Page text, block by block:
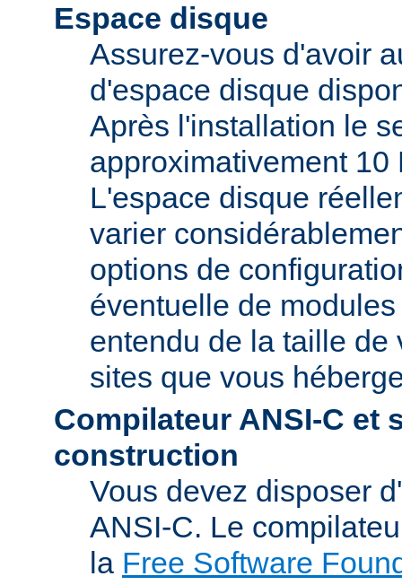
Espace disque
Assurez-vous d'avoir
d'espace disque
Après l'installation le
approximativement
L'espace disque
varier
options de
éventuelle de
entendu de la taille de
sites que vous
Compilateur ANSI-C et
construction
Vous devez disposer
ANSI-C. Le
la Free Software